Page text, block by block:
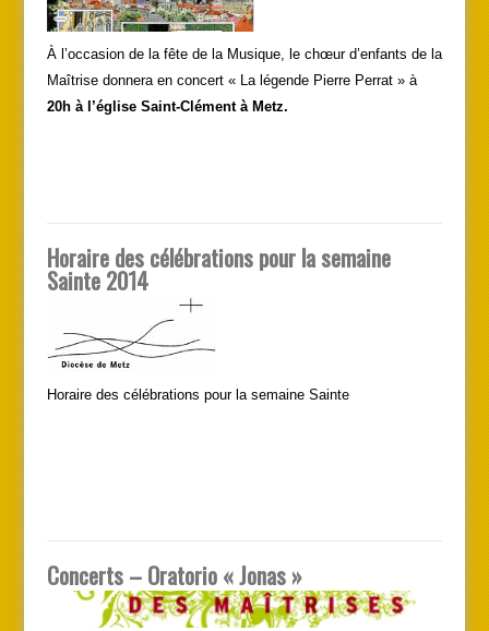
À l’occasion de la fête de la Musique, le chœur d’enfants de la
Maîtrise donnera en concert « La légende Pierre Perrat » à
20h à l’église Saint-Clément à Metz.
Horaire des célébrations pour la semaine
Sainte 2014
Horaire des célébrations pour la semaine Sainte
Concerts – Oratorio « Jonas »